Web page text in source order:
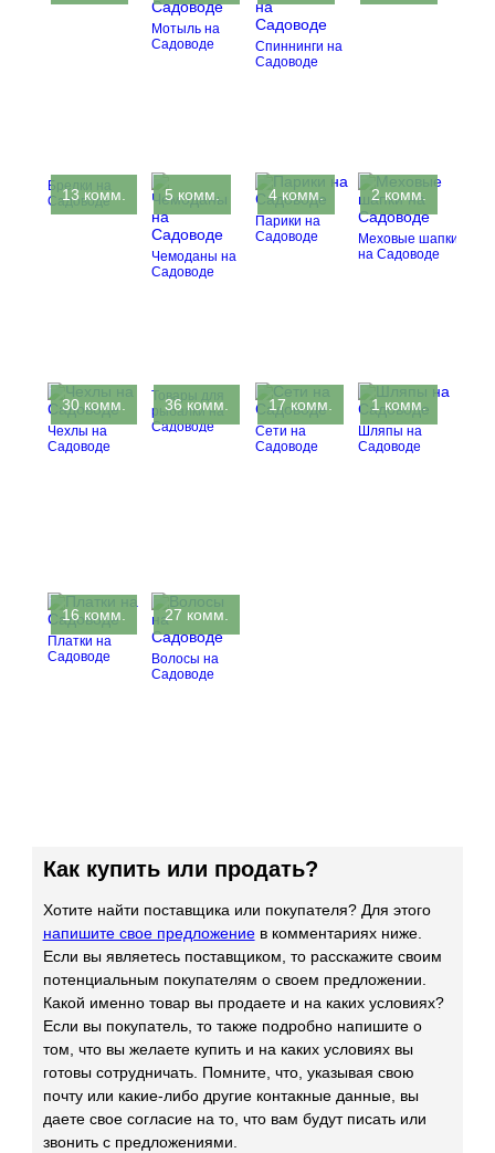
Мотыль на
Садоводе
Спиннинги на
Садоводе
13 комм.
Брелки на
Садоводе
5 комм.
Чемоданы на
Садоводе
4 комм.
Парики на
Садоводе
2 комм.
Меховые шапки
на Садоводе
30 комм.
Чехлы на
Садоводе
36 комм.
Товары для
рыбалки на
Садоводе
17 комм.
Сети на
Садоводе
1 комм.
Шляпы на
Садоводе
16 комм.
Платки на
Садоводе
27 комм.
Волосы на
Садоводе
Как купить или продать?
Хотите найти поставщика или покупателя? Для этого
напишите свое предложениев комментариях ниже.
Если вы являетесь поставщиком, то расскажите своим
потенциальным покупателям о своем предложении.
Какой именно товар вы продаете и на каких условиях?
Если вы покупатель, то также подробно напишите о
том, что вы желаете купить и на каких условиях вы
готовы сотрудничать. Помните, что, указывая свою
почту или какие-либо другие контакные данные, вы
даете свое согласие на то, что вам будут писать или
звонить с предложениями.